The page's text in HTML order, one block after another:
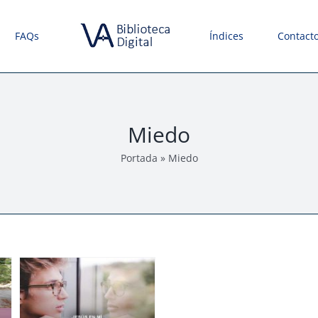
FAQs Índices
Miedo
Portada » Miedo